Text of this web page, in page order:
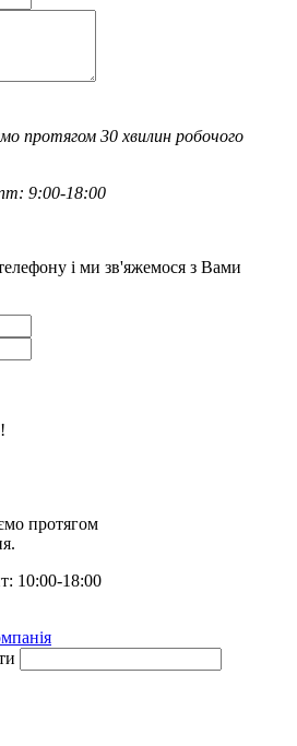
протягом 30 хвилин робочого
9:00-18:00
і ми зв'яжемося з Вами
протягом
10:00-18:00